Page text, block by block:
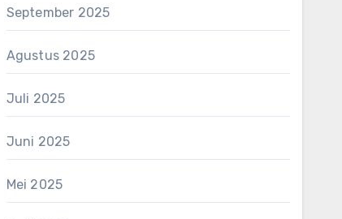
September 2025
Agustus 2025
Juli 2025
Juni 2025
Mei 2025